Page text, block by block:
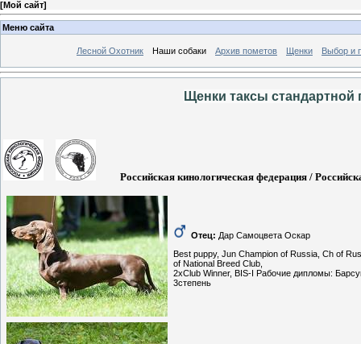
[Мой сайт]
Меню сайта
Лесной Охотник Наши собаки Архив пометов Щенки Выбор и
Щенки таксы стандартной
Российская кинологическая федерация /
Отец: Дар Самоцвета Оскар
Best puppy, Jun Champion of Russia, Ch of
of National Breed Club,
2xClub Winner, BIS-I Рабочие дипломы:
3степень